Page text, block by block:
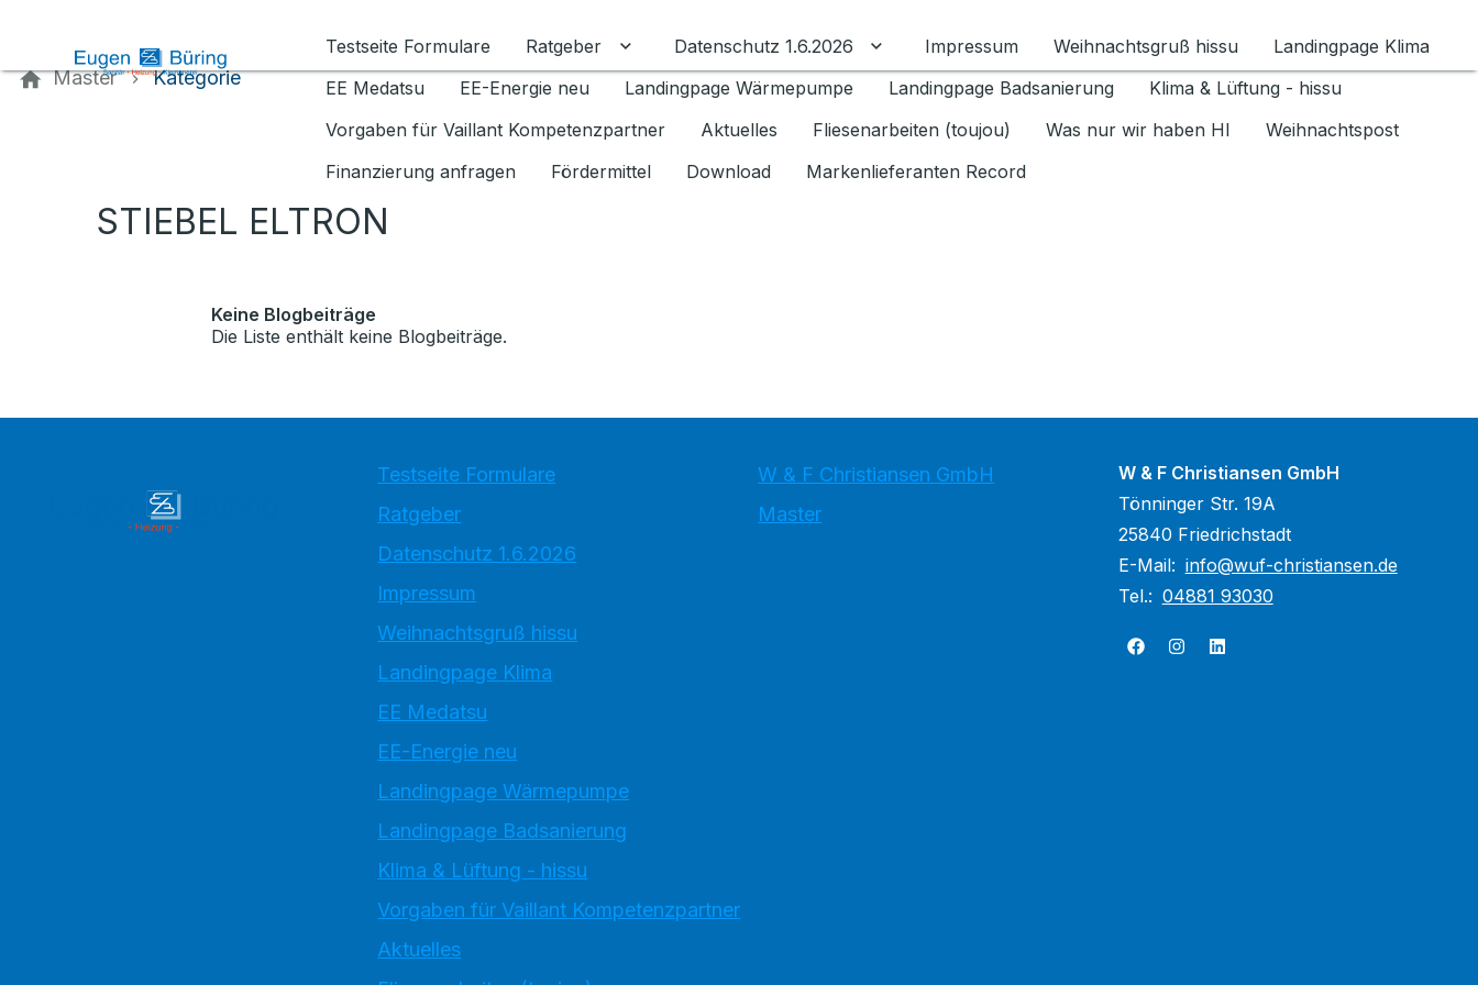
Testseite Formulare
Ratgeber Untermenü für Ratgeber umschalten
Datenschutz 1.6.2026 Untermenü für Datenschutz 1.6.2026 umschalten
Impressum Weihnachtsgruß hissu
Landingpage Klima
EE Medatsu
EE-Energie neu Landingpage Wärmepumpe Landingpage Badsanierung
Klima & Lüftung - hissu
Vorgaben für Vaillant Kompetenzpartner
Aktuelles Fliesenarbeiten (toujou) Was nur wir haben HI
Weihnachtspost
Finanzierung anfragen
Fördermittel Download Markenlieferanten Record
Master Kategorie
STIEBEL ELTRON
Keine Blogbeiträge
Die Liste enthält keine Blogbeiträge.
Testseite Formulare
Ratgeber
Datenschutz 1.6.2026
Impressum
Weihnachtsgruß hissu
Landingpage Klima
EE Medatsu
EE-Energie neu
Landingpage Wärmepumpe
Landingpage Badsanierung
Klima & Lüftung - hissu
Vorgaben für Vaillant Kompetenzpartner
Aktuelles
W & F Christiansen GmbH
Master
W & F Christiansen GmbH
Tönninger Str. 19A
25840 Friedrichstadt
E-Mail: info@wuf-christiansen.de
Tel.: 04881 93030